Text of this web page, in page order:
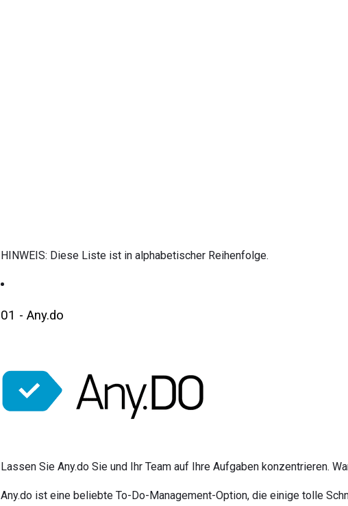
HINWEIS: Diese Liste ist in alphabetischer Reihenfolge.
01 - Any.do
Lassen Sie Any.do Sie und Ihr Team auf Ihre Aufgaben konzentrieren.
Any.do ist eine beliebte To-Do-Management-Option, die einige tolle